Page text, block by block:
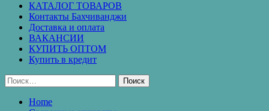
КАТАЛОГ ТОВАРОВ
Контакты Бахчиванджи
Доставка и оплата
ВАКАНСИИ
КУПИТЬ ОПТОМ
Купить в кредит
Найти:
Home